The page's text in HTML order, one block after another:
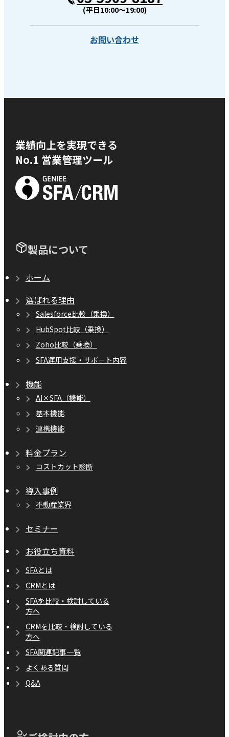
(平日10:00〜19:00)
お問い合わせ
業績向上を実現できる
No.1 営業管理ツール
製品について
ホーム
選ばれる理由
Salesforce比較（乗換）
HubSpot比較（乗換）
Zoho比較（乗換）
SFA運用支援・サポート内容
機能
AI×SFA（機能）
基本機能
連携機能
料金プラン
コストカット診断
導入事例
不動産業界
セミナー
お役立ち資料
SFAとは
CRMとは
SFAを比較・検討している
方へ
CRMを比較・検討している
方へ
SFA関連記事一覧
よくある質問
Q&A